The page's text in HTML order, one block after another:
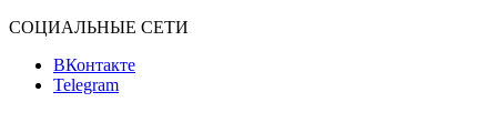
СОЦИАЛЬНЫЕ СЕТИ
ВКонтакте
Telegram